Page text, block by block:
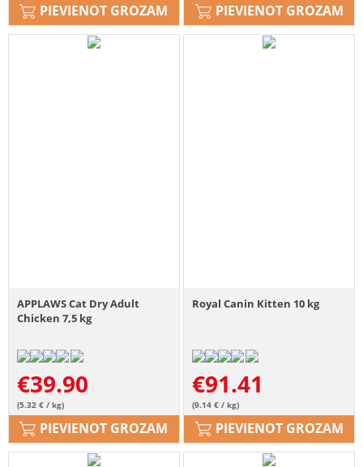
PIEVIENOT GROZAM PIEVIENOT GROZAM
APPLAWS Cat Dry Adult
Chicken 7,5 kg
€39.90
(5.32 € / kg)
PIEVIENOT GROZAM
Royal Canin Kitten 10 kg
€91.41
(9.14 € / kg)
PIEVIENOT GROZAM